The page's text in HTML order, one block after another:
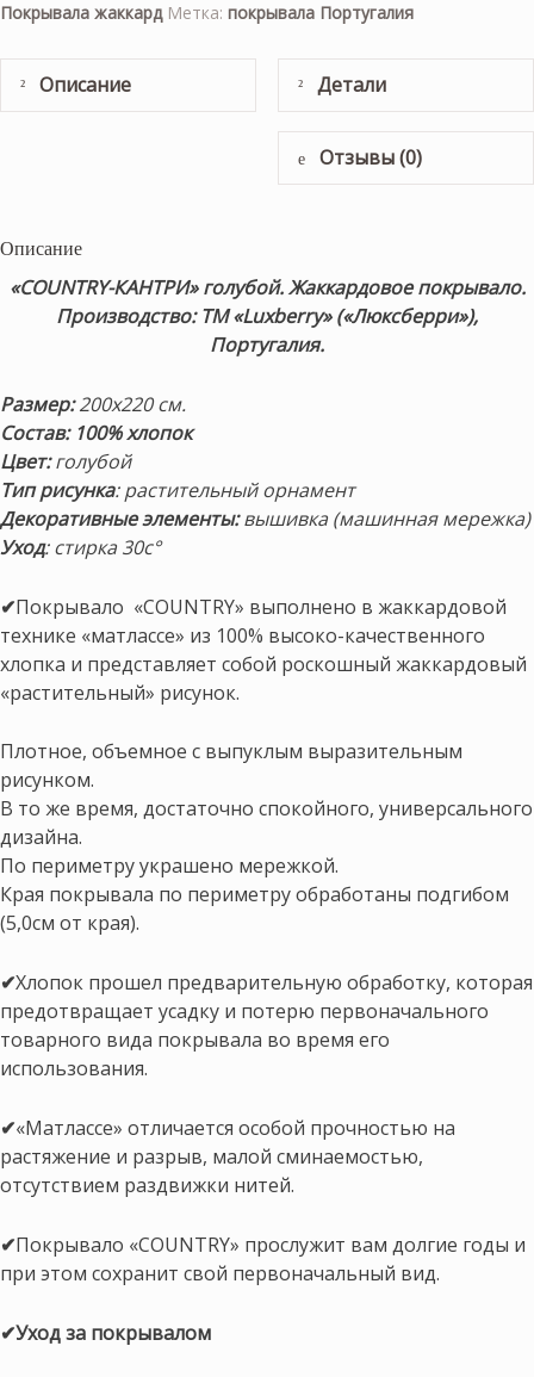
Покрывала жаккард Метка: покрывала Португалия
Описание Детали
Отзывы (0)
Описание
«COUNTRY-КАНТРИ» голубой. Жаккардовое покрывало.
Производство: ТМ «Luxberry» («Люксберри»),
Португалия.
Размер:200х220 см.
Состав: 100% хлопок
Цвет:голубой
Тип рисунка: растительный орнамент
Декоративные элементы:вышивка (машинная мережка)
Уход: стирка 30с°
✔Покрывало «COUNTRY» выполнено в жаккардовой
технике «матлассе» из 100% высоко-качественного
хлопка и представляет собой роскошный жаккардовый
«растительный» рисунок.
Плотное, объемное с выпуклым выразительным
рисунком.
В то же время, достаточно спокойного, универсального
дизайна.
По периметру украшено мережкой.
Края покрывала по периметру обработаны подгибом
(5,0см от края).
✔Хлопок прошел предварительную обработку, которая
предотвращает усадку и потерю первоначального
товарного вида покрывала во время его
использования.
✔«Матлассе» отличается особой прочностью на
растяжение и разрыв, малой сминаемостью,
отсутствием раздвижки нитей.
✔Покрывало «COUNTRY» прослужит вам долгие годы и
при этом сохранит свой первоначальный вид.
✔Уход за покрывалом